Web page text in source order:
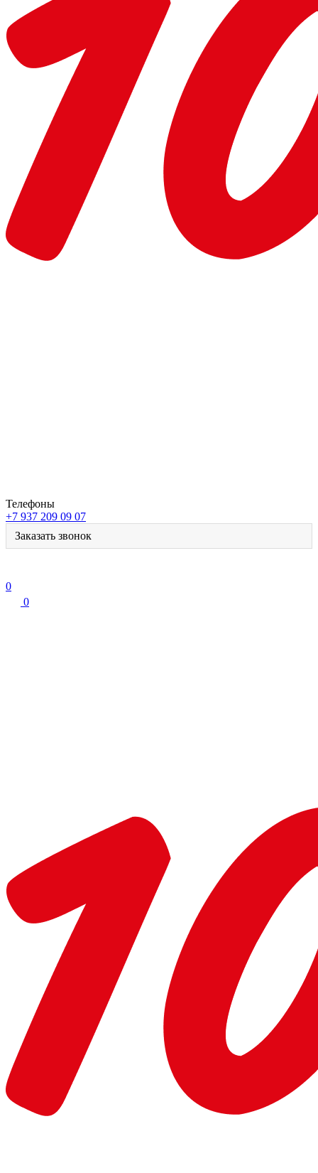
Телефоны
+7 937 209 09 07
Заказать звонок
0
0